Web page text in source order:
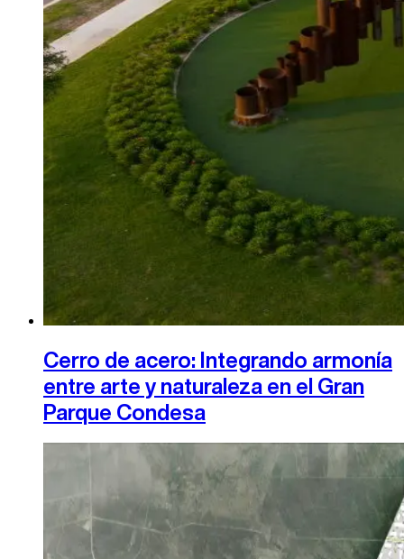
Cerro de acero: Integrando armonía
entre arte y naturaleza en el Gran
Parque Condesa